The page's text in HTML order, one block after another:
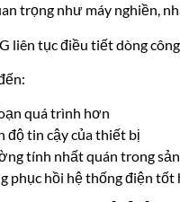
trọng như máy nghiền,
liên tục điều tiết dòng
quá trình hơn
độ tin cậy của thiết bị
tính nhất quán trong
phục hồi hệ thống điện tốt